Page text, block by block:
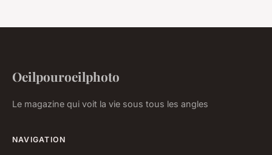
Oeilpouroeilphoto
Le magazine qui voit la vie sous tous les angles
NAVIGATION